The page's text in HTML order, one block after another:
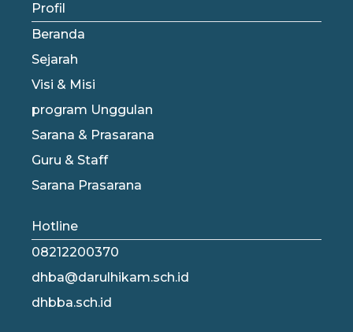
Profil
Beranda
Sejarah
Visi & Misi
program Unggulan
Sarana & Prasarana
Guru & Staff
Sarana Prasarana
Hotline
08212200370
dhba@darulhikam.sch.id
dhbba.sch.id